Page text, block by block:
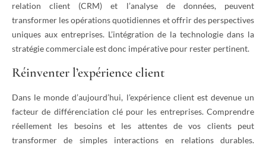
relation client (CRM) et l’analyse de données, peuvent
transformer les opérations quotidiennes et offrir des perspectives
uniques aux entreprises. L’intégration de la technologie dans la
stratégie commerciale est donc impérative pour rester pertinent.
Réinventer l’expérience client
Dans le monde d’aujourd’hui, l’expérience client est devenue un
facteur de différenciation clé pour les entreprises. Comprendre
réellement les besoins et les attentes de vos clients peut
transformer de simples interactions en relations durables.